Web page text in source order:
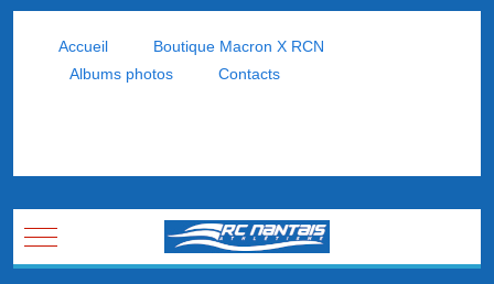
Accueil
Boutique Macron X RCN
Albums photos
Contacts
Mobile Menu Toggle